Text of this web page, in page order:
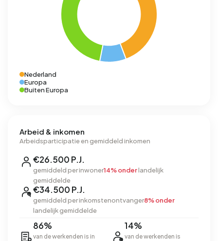
Nederland
Europa
Buiten Europa
Arbeid & inkomen
Arbeidsparticipatie en gemiddeld inkomen
€26.500 P.J.
gemiddeld per inwoner14% onderlandelijk
gemiddelde
€34.500 P.J.
gemiddeld per inkomstenontvanger8% onder
landelijk gemiddelde
86%
van de werkenden is in
14%
van de werkenden is